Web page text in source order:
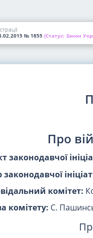
№ 1855 (Статус: Закон
Про
законодавчої
законодавчої
комітет:
комітету: С.